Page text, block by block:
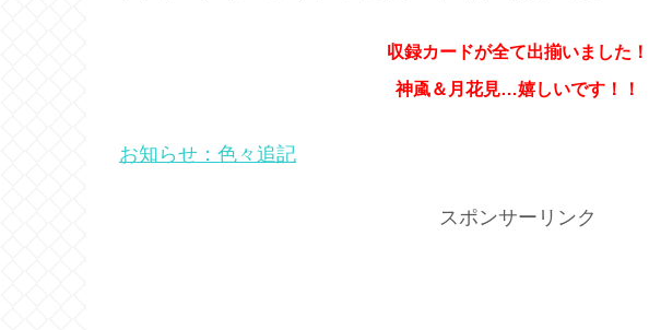
収録カードが全て出揃いました！
神颪＆月花見…嬉しいです！！
お知らせ：色々追記
スポンサーリンク